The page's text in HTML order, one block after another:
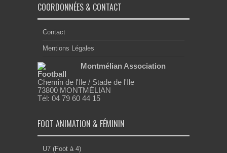
COORDONNÉES & CONTACT
Contact
Mentions Légales
Montmélian Association
Football
Chemin de l'Ile / Stade de l'Ile
73800 MONTMÉLIAN
Tél: 04 79 60 44 15
FOOT ANIMATION & FÉMININ
U7 (Foot à 4)